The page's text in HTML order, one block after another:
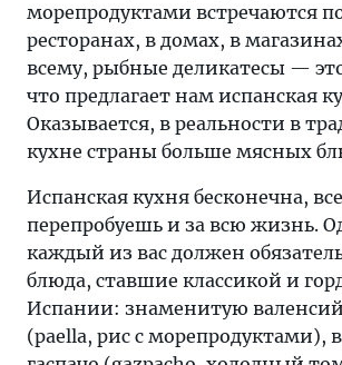
морепродуктами встречаются
ресторанах, в домах, в
всему, рыбные деликатесы —
что предлагает нам испанская
Оказывается, в реальности в
кухне страны больше мясных
Испанская кухня бесконечна,
перепробуешь и за всю жизнь.
каждый из вас должен
блюда, ставшие классикой и
Испании: знаменитую
(paella, рис с морепродуктами),